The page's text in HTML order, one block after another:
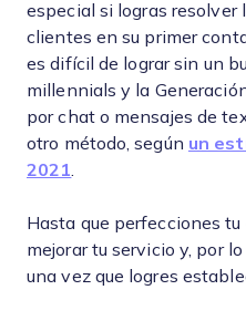
especial si logras resolver
clientes en su primer
es difícil de lograr sin un
millennials y la
por chat o mensajes de
otro método, según un
2021
Hasta que perfecciones
mejorar tu servicio y, por
una vez que logres